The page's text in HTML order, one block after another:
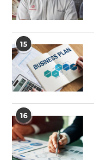
15
16